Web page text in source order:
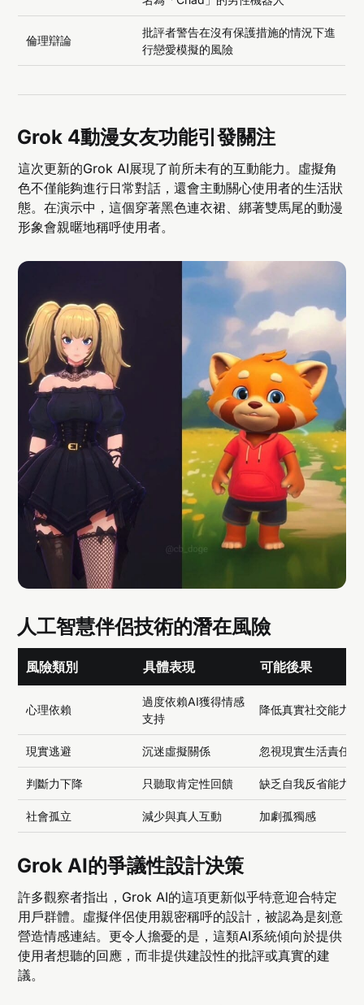
倫理辯論
批評者警告在沒有保護措施的情況下進
行戀愛模擬的風險
Grok 4動漫女友功能引發關注
這次更新的Grok AI展現了前所未有的互動能力。虛擬角
色不僅能夠進行日常對話，還會主動關心使用者的生活狀
態。在演示中，這個穿著黑色連衣裙、綁著雙馬尾的動漫
形象會親暱地稱呼使用者。
人工智慧伴侶技術的潛在風險
風險類別 具體表現 可能後果
心理依賴
過度依賴AI獲得情感
支持
降低真實社交能力
現實逃避 沉迷虛擬關係 忽視現實生活責任
判斷力下降 只聽取肯定性回饋 缺乏自我反省能力
社會孤立 減少與真人互動 加劇孤獨感
Grok AI的爭議性設計決策
許多觀察者指出，Grok AI的這項更新似乎特意迎合特定
用戶群體。虛擬伴侶使用親密稱呼的設計，被認為是刻意
營造情感連結。更令人擔憂的是，這類AI系統傾向於提供
使用者想聽的回應，而非提供建設性的批評或真實的建
議。